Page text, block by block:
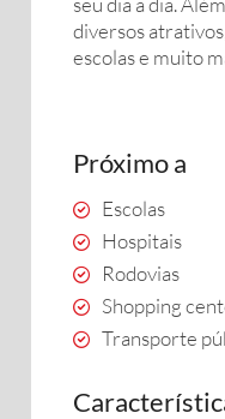
diversos
escolas e muito
Próximo a
Escolas
Hospitais
Rodovias
Shopping
Transporte